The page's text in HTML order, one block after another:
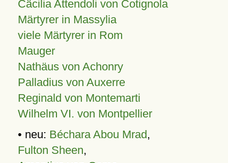
Cäcilia Attendoli von Cotignola
Märtyrer in Massylia
viele Märtyrer in Rom
Mauger
Nathäus von Achonry
Palladius von Auxerre
Reginald von Montemarti
Wilhelm VI. von Montpellier
• neu: Béchara Abou Mrad,
Fulton Sheen,